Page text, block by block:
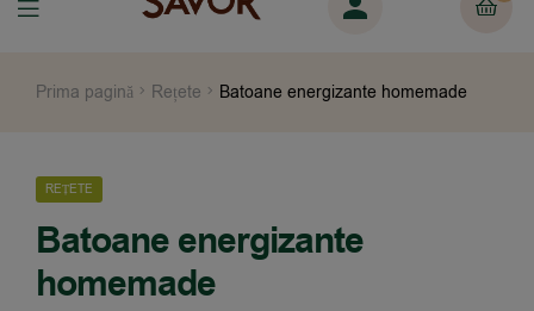
Prima pagină Rețete Batoane energizante homemade
REȚETE
Batoane energizante
homemade